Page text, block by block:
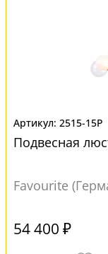
2515-15P
Подвесная
Favourite
54 400 ₽